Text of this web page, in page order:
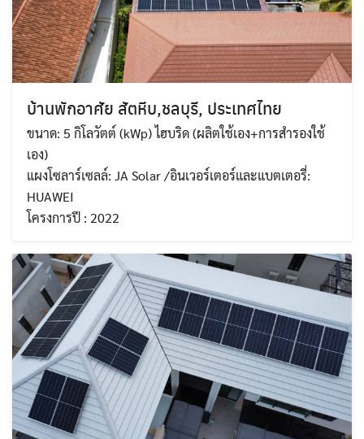
บ้านพักอาศัย สัตหีบ,ชลบุรี, ประเทศไทย
ขนาด: 5 กิโลวัตต์ (kWp) ไฮบริด (ผลิตใช้เอง+การสำรองใช้
เอง)
แผงโซลาร์เซลล์: JA Solar /อินเวอร์เตอร์และแบตเตอรี่:
HUAWEI
โครงการปี : 2022